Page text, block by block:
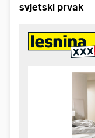
svjetski prvak